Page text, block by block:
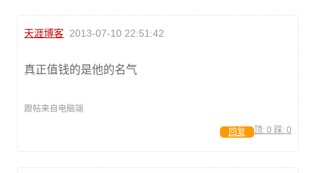
天涯博客 2013-07-10 22:51:42
真正值钱的是他的名气
跟帖来自电脑端
顶: 0 踩: 0
回复